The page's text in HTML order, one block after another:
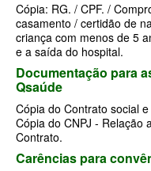
SISTEMAS PLANO DE
SOMPO PLANO DE
SULAMERICA PLANO DE
TOTAL MEDCARE PLANO
TRASMONTANO PLANO
UNIHOSP PLANO DE
CLASSES PLANO DE
CUIDAR ME PLANO DE
CRUZ AZUL PLANO DE
GNDI PLANO DE SAÚDE
INTERCLINICAS PLANO
Cópia: RG. / CPF. /
casamento / certidão de
criança com menos de 5
e a saída do hospital.
Documentação para
Qsaúde
Cópia do Contrato social
Cópia do CNPJ - Relação
Contrato.
Carências para